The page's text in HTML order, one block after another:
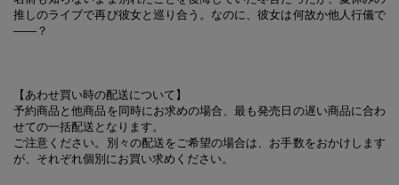
推しのライブで再び彼女と巡り合う。なのに、彼女は何故か他人行儀で
――？
【あわせ買い時の配送について】
予約商品と他商品を同時にお求めの場合、最も発売日の遅い商品に合わ
せての一括配送となります。
ご注意ください。別々の配送をご希望の場合は、お手数をおかけします
が、それぞれ個別にお買い求めください。